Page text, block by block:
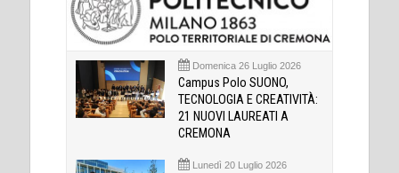
Domenica 26 Luglio 2026
Campus Polo SUONO,
TECNOLOGIA E CREATIVITÀ:
21 NUOVI LAUREATI A
CREMONA
Lunedì 20 Luglio 2026